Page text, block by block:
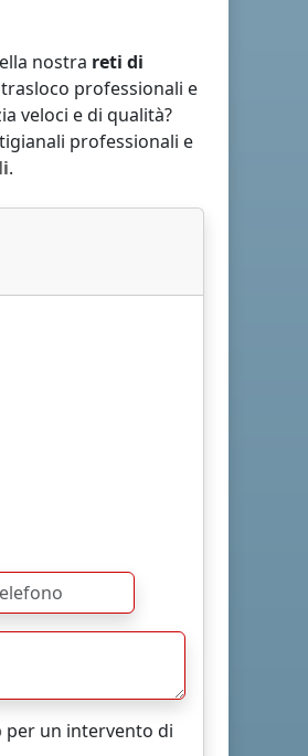
nostra reti di
professionali e
veloci e di qualità?
professionali e
.
per un intervento di